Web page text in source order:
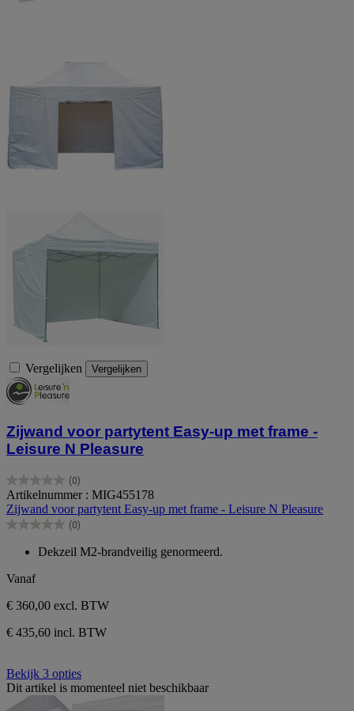
Vergelijken Vergelijken
Zijwand voor partytent Easy-up met frame -
Leisure N Pleasure
(0)
0.0
van
de
5
Artikelnummer : MIG455178
Zijwand voor partytent Easy-up met frame - Leisure N Pleasure
(0)
0.0
5
Dekzeil M2-brandveilig genormeerd.
Vanaf
€ 360,00 excl. BTW
€ 435,60 incl. BTW
Bekijk 3 opties
Dit artikel is momenteel niet beschikbaar